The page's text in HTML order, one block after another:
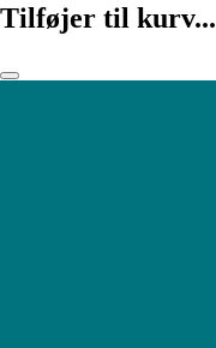
Tilføjer til kurv...